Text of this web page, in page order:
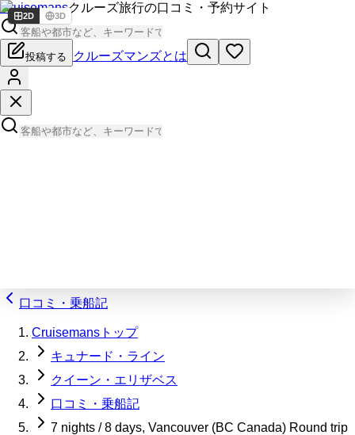
Cruisemansクルーズ旅行の口コミ・予約サイト
投稿する クルーズマンズとは
口コミ・乗船記
Cruisemansトップ
キュナード・ライン
クイーン・エリザベス
口コミ・乗船記
7 nights / 8 days, Vancouver (BC Canada) Round trip
2D 3D